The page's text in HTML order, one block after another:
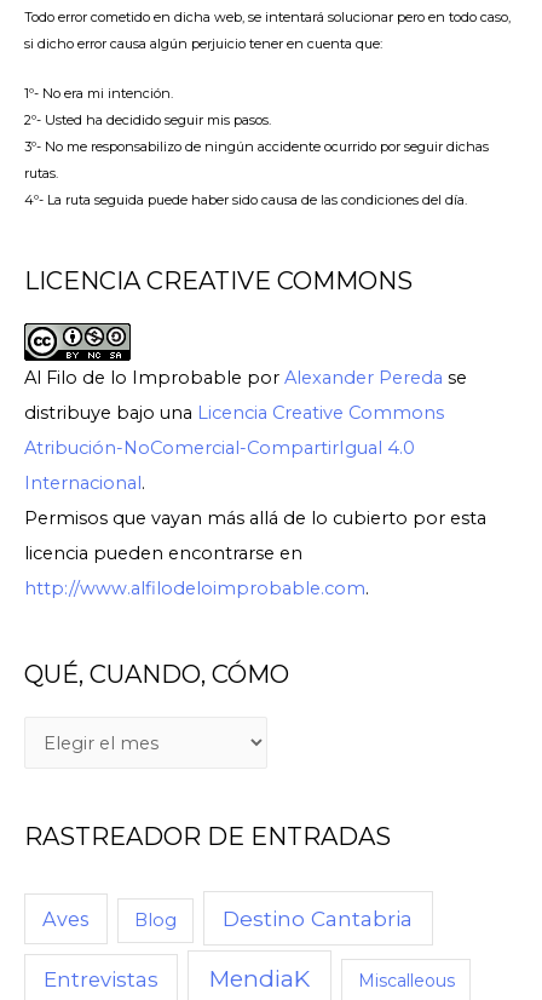
Todo error cometido en dicha web, se intentará solucionar pero en todo caso,
si dicho error causa algún perjuicio tener en cuenta que:
1º- No era mi intención.
2º- Usted ha decidido seguir mis pasos.
3º- No me responsabilizo de ningún accidente ocurrido por seguir dichas
rutas.
4º- La ruta seguida puede haber sido causa de las condiciones del día.
LICENCIA CREATIVE COMMONS
Al Filo de lo Improbable por Alexander Pereda se
distribuye bajo una Licencia Creative Commons
Atribución-NoComercial-CompartirIgual 4.0
Internacional.
Permisos que vayan más allá de lo cubierto por esta
licencia pueden encontrarse en
http://www.alfilodeloimprobable.com.
QUÉ, CUANDO, CÓMO
A
RASTREADOR DE ENTRADAS
Aves Blog Destino Cantabria
Entrevistas MendiaK Miscalleous